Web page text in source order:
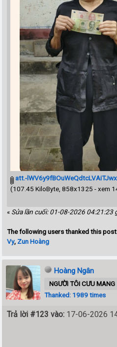
att.-
(107.45 KiloByte, 858x1325 - xem
« Sửa lần cuối: 01-08-2026 04:21:23
The following users thanked this
Vy, Zun Hoàng
Hoàng Ngân
NGƯỜI TÔI CƯU MANG
Thanked: 1989 times
Trả lời #123 vào: 17-06-2026